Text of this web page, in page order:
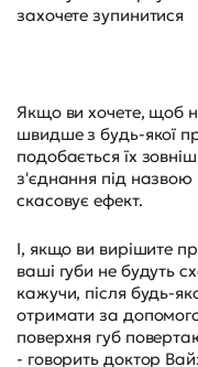
захочете зупинитися
Якщо ви хочете, щоб
швидше з будь-якої
подобається їх
з'єднання під назвою
скасовує ефект.
І, якщо ви вирішите
ваші губи не будуть
кажучи, після будь-
отримати за
поверхня губ
- говорить доктор